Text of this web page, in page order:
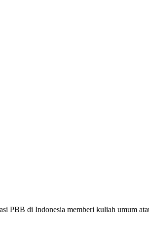
di Indonesia memberi kuliah umum